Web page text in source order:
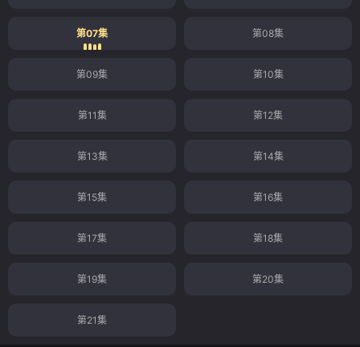
第07集 第08集
第09集 第10集
第11集 第12集
第13集 第14集
第15集 第16集
第17集 第18集
第19集 第20集
第21集